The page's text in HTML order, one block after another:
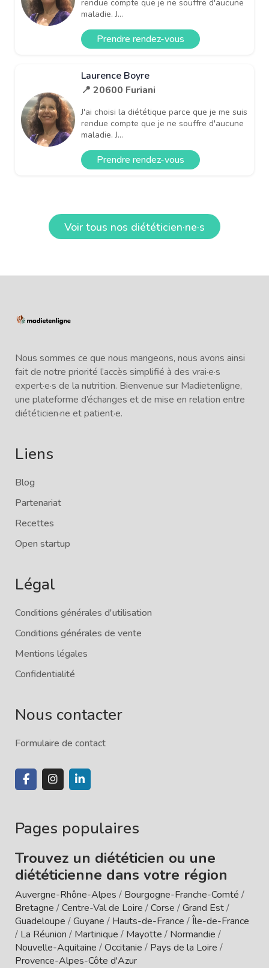
rendue compte que je ne souffre d'aucune
maladie. J...
Prendre rendez-vous
Laurence Boyre
📍 20600 Furiani
J'ai choisi la diététique parce que je me suis
rendue compte que je ne souffre d'aucune
maladie. J...
Prendre rendez-vous
Voir tous nos diététicien·ne·s
Nous sommes ce que nous mangeons, nous avons ainsi
fait de notre priorité l’accès simplifié à des vrai·e·s
expert·e·s de la nutrition. Bienvenue sur Madietenligne,
une plateforme d’échanges et de mise en relation entre
diététicien·ne et patient·e.
Liens
Blog
Partenariat
Recettes
Open startup
Légal
Conditions générales d'utilisation
Conditions générales de vente
Mentions légales
Confidentialité
Nous contacter
Formulaire de contact
Pages populaires
Trouvez un diététicien ou une
diététicienne dans votre région
Auvergne-Rhône-Alpes / Bourgogne-Franche-Comté /
Bretagne /Centre-Val de Loire /Corse /Grand Est/
Guadeloupe /Guyane / Hauts-de-France /Île-de-France
/ La Réunion / Martinique / Mayotte / Normandie /
Nouvelle-Aquitaine /Occitanie / Pays de la Loire /
Provence-Alpes-Côte d'Azur